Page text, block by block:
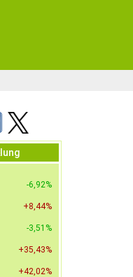
-6,92%
+8,44%
-3,51%
+35,43%
+42,02%